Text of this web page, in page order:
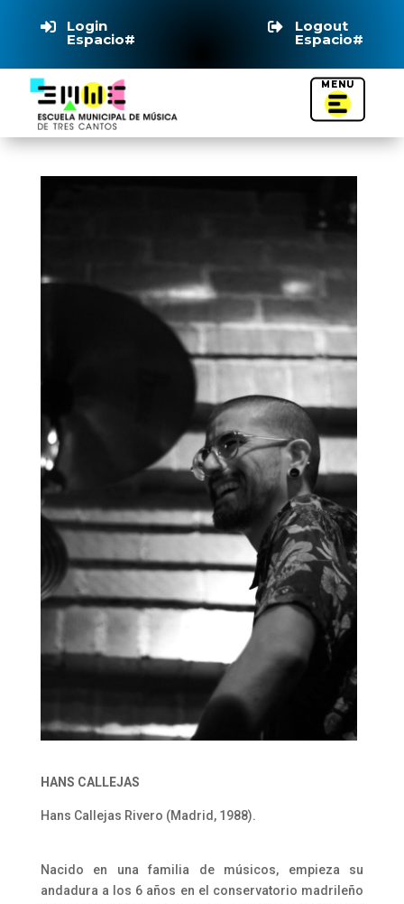
 Login
Espacio#
 Logout
Espacio#
HANS CALLEJAS
Hans Callejas Rivero (Madrid, 1988).
Nacido en una familia de músicos, empieza su
andadura a los 6 años en el conservatorio madrileño